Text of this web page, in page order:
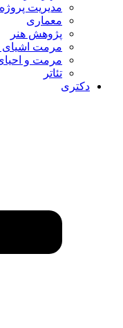
مدیریت
معماری
پژوهش هنر
مرمت اشیای
مرمت و احیای
تئاتر
دکتری